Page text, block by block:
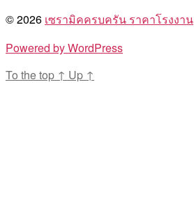
© 2026 เซรามิคครบครัน ราคาโรงงาน
Powered by WordPress
To the top ↑ Up ↑